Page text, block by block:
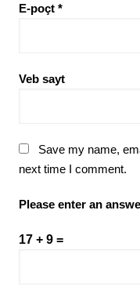
E-poçt *
Veb sayt
Save my name,
next time I comment.
Please enter an
17 + 9 =